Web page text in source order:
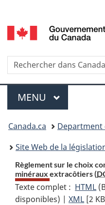
selection
Recherche
Menu
MENU PRINCIPAL
You
are
here:
Canada.ca
Department
Site Web de la
Règlement sur le choix
minéraux extracôtiers (
Texte complet : HTML
disponibles) |XML Texte
[2